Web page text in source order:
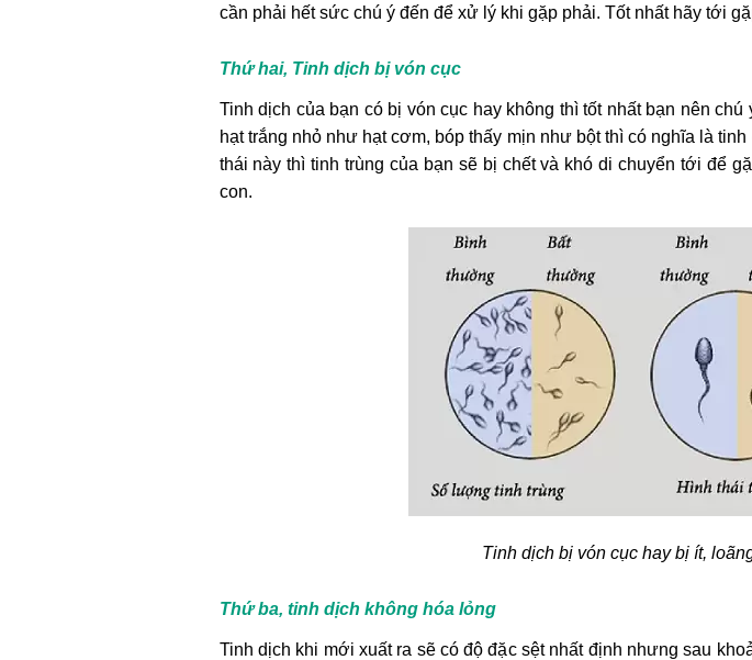
cần phải hết sức chú ý đến để xử lý khi gặp phải. Tốt nhất hãy tới
Thứ hai, Tinh dịch bị vón cục
Tinh dịch của bạn có bị vón cục hay không thì tốt nhất bạn nên
hạt trắng nhỏ như hạt cơm, bóp thấy mịn như bột thì có nghĩa là
thái này thì tinh trùng của bạn sẽ bị chết và khó di chuyển tới để
con.
Tinh dịch bị vón cục hay bị ít,
Thứ ba, tinh dịch không hóa lỏng
Tinh dịch khi mới xuất ra sẽ có độ đặc sệt nhất định nhưng sau